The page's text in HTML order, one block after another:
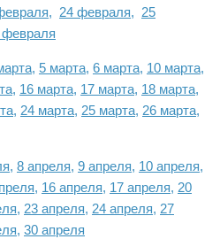
24 февраля, 25
февраля
5 марта, 6 марта, 10 марта,
16 марта, 17 марта, 18 марта,
24 марта, 25 марта, 26 марта,
8 апреля, 9 апреля, 10 апреля,
16 апреля, 17 апреля, 20
23 апреля, 24 апреля, 27
30 апреля